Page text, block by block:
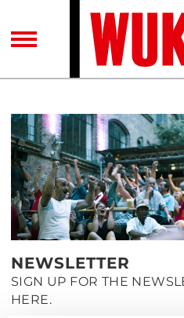
TOGGLE
NEWSLETTER
SIGN UP FOR THE
HERE.